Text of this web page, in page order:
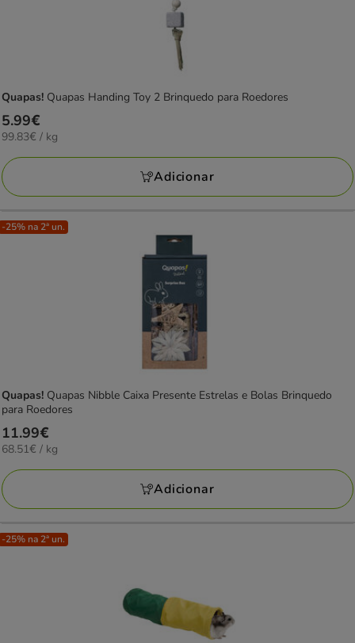
Quapas! Quapas Handing Toy 2 Brinquedo para Roedores
Preço
5.99€
5.99€
99.83€
KG
99.83€ / kg
Adicionar
-25% na 2ª un.
Quapas! Quapas Nibble Caixa Presente Estrelas e Bolas Brinquedo
para Roedores
Preço
11.99€
11.99€
68.51€
KG
68.51€ / kg
Adicionar
-25% na 2ª un.